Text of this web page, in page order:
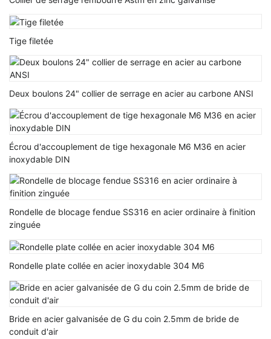
Tige filetée
Deux boulons 24" collier de serrage en acier au carbone ANSI
Écrou d'accouplement de tige hexagonale M6 M36 en acier
inoxydable DIN
Rondelle de blocage fendue SS316 en acier ordinaire à finition
zinguée
Rondelle plate collée en acier inoxydable 304 M6
Bride en acier galvanisée de G du coin 2.5mm de bride de
conduit d'air